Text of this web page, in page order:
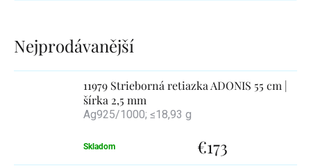
11979 Strieborná retiazka ADONIS 55 cm |
šírka 2,5 mm
Ag925/1000; ≤18,93 g
Skladom €173
Výpis
produktov